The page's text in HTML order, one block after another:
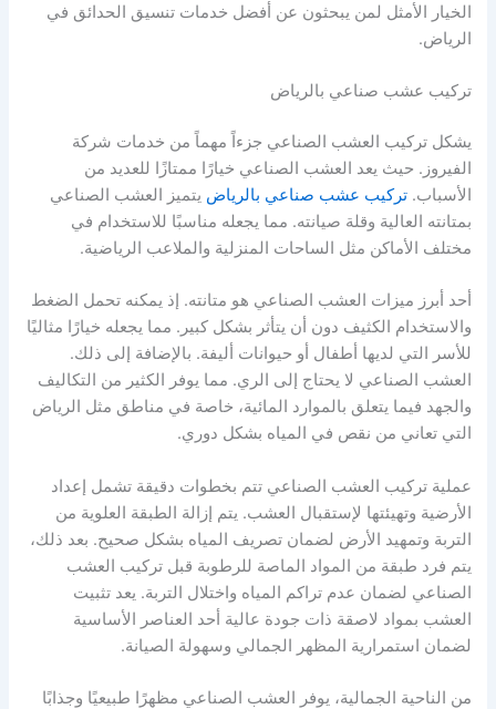
الخيار الأمثل لمن يبحثون عن أفضل خدمات تنسيق الحدائق في
الرياض.
تركيب عشب صناعي بالرياض
يشكل تركيب العشب الصناعي جزءاً مهماً من خدمات شركة
الفيروز. حيث يعد العشب الصناعي خيارًا ممتازًا للعديد من
الأسباب.تركيب عشب صناعي بالرياض يتميز العشب الصناعي
بمتانته العالية وقلة صيانته. مما يجعله مناسبًا للاستخدام في
مختلف الأماكن مثل الساحات المنزلية والملاعب الرياضية.
أحد أبرز ميزات العشب الصناعي هو متانته. إذ يمكنه تحمل الضغط
والاستخدام الكثيف دون أن يتأثر بشكل كبير. مما يجعله خيارًا مثاليًا
للأسر التي لديها أطفال أو حيوانات أليفة. بالإضافة إلى ذلك.
العشب الصناعي لا يحتاج إلى الري. مما يوفر الكثير من التكاليف
والجهد فيما يتعلق بالموارد المائية، خاصة في مناطق مثل الرياض
التي تعاني من نقص في المياه بشكل دوري.
عملية تركيب العشب الصناعي تتم بخطوات دقيقة تشمل إعداد
الأرضية وتهيئتها لإستقبال العشب. يتم إزالة الطبقة العلوية من
التربة وتمهيد الأرض لضمان تصريف المياه بشكل صحيح. بعد ذلك،
يتم فرد طبقة من المواد الماصة للرطوبة قبل تركيب العشب
الصناعي لضمان عدم تراكم المياه واختلال التربة. يعد تثبيت
العشب بمواد لاصقة ذات جودة عالية أحد العناصر الأساسية
لضمان استمرارية المظهر الجمالي وسهولة الصيانة.
من الناحية الجمالية، يوفر العشب الصناعي مظهرًا طبيعيًا وجذابًا